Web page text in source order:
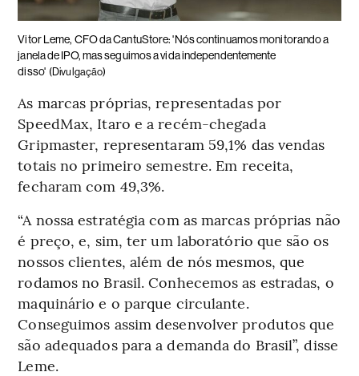
Vitor Leme, CFO da CantuStore: 'Nós continuamos monitorando a
janela de IPO, mas seguimos a vida independentemente
disso' (Divulgação)
As marcas próprias, representadas por
SpeedMax, Itaro e a recém-chegada
Gripmaster, representaram 59,1% das vendas
totais no primeiro semestre. Em receita,
fecharam com 49,3%.
“A nossa estratégia com as marcas próprias não
é preço, e, sim, ter um laboratório que são os
nossos clientes, além de nós mesmos, que
rodamos no Brasil. Conhecemos as estradas, o
maquinário e o parque circulante.
Conseguimos assim desenvolver produtos que
são adequados para a demanda do Brasil”, disse
Leme.